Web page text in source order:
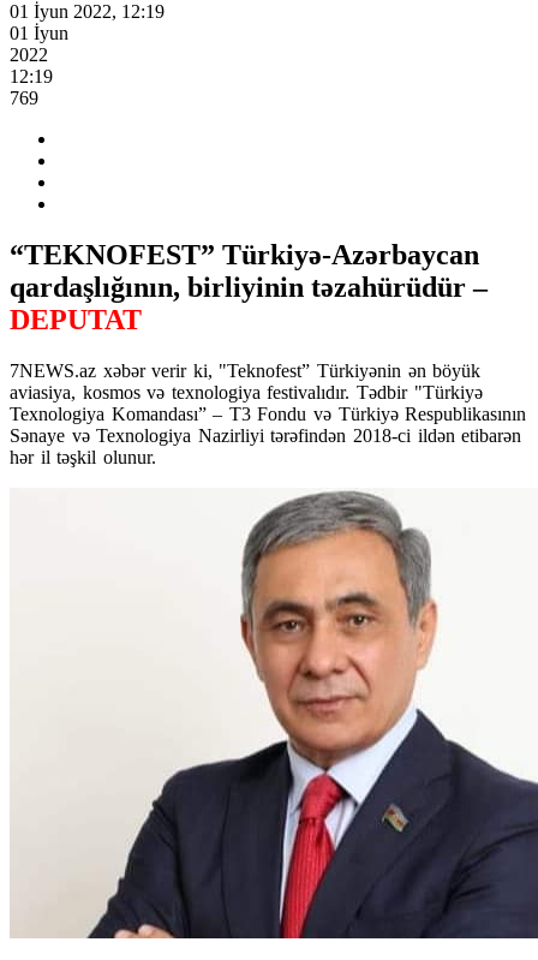
01 İyun 2022, 12:19
01 İyun
2022
12:19
769
“TEKNOFEST” Türkiyə-Azərbaycan
qardaşlığının, birliyinin təzahürüdür –
DEPUTAT
7NEWS.az xəbər verir ki, "Teknofest” Türkiyənin ən böyük
aviasiya, kosmos və texnologiya festivalıdır. Tədbir "Türkiyə
Texnologiya Komandası” – T3 Fondu və Türkiyə Respublikasının
Sənaye və Texnologiya Nazirliyi tərəfindən 2018-ci ildən etibarən
hər il təşkil olunur.